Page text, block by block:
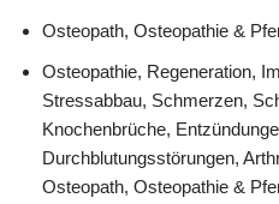
Osteopath, Osteopathie &
Osteopathie, Regeneration,
Stressabbau, Schmerzen,
Knochenbrüche,
Durchblutungsstörungen,
Osteopath, Osteopathie &